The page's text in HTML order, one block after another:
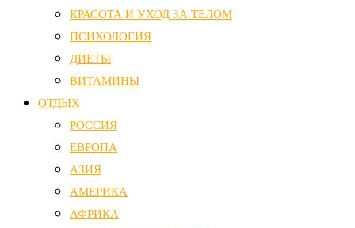
КРАСОТА И УХОД ЗА ТЕЛОМ
ПСИХОЛОГИЯ
ДИЕТЫ
ВИТАМИНЫ
ОТДЫХ
РОССИЯ
ЕВРОПА
АЗИЯ
АМЕРИКА
АФРИКА